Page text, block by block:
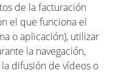
de la facturación
el que funciona el
o aplicación), utilizar
la navegación,
difusión de vídeos o